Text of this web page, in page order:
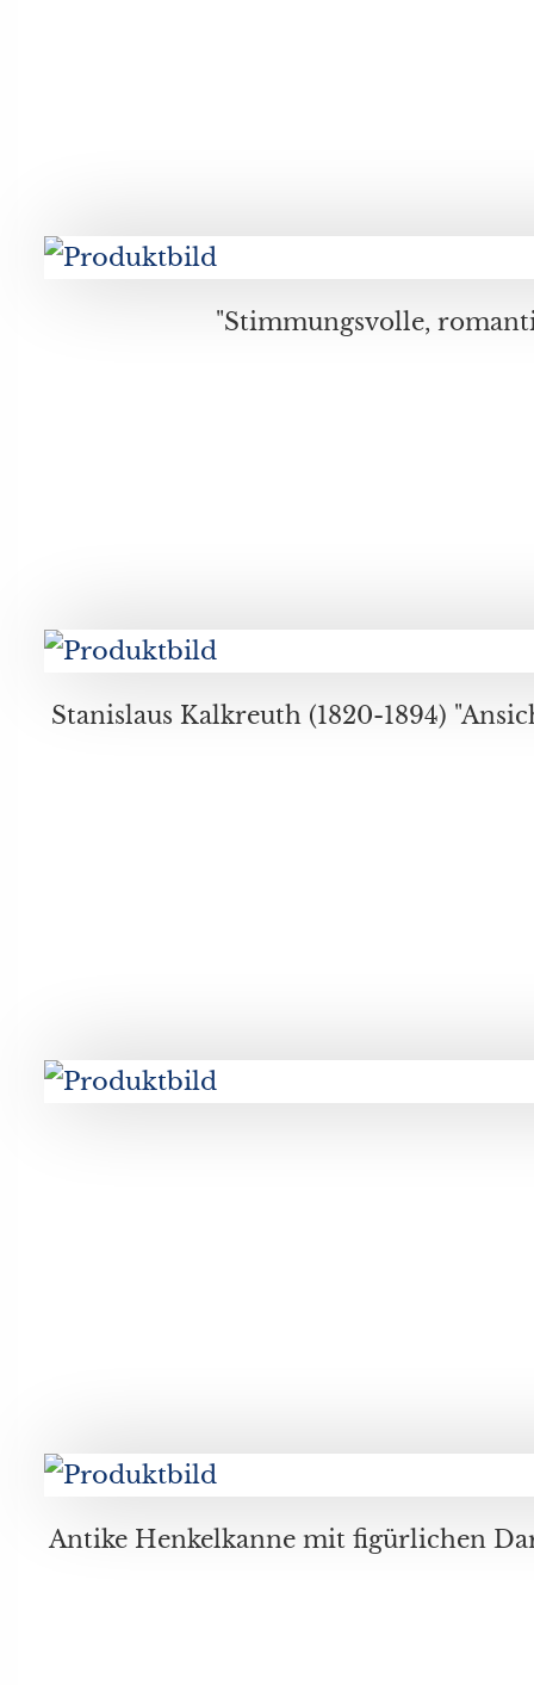
Stanislaus Kalkreuth (1820-1894) "Ansicht auf den Thuner See
Antike Henkelkanne mit figürlichen Darstellungen, Terracotta, Ausguss bestossen, aus Fragmente zusammengeklebt,